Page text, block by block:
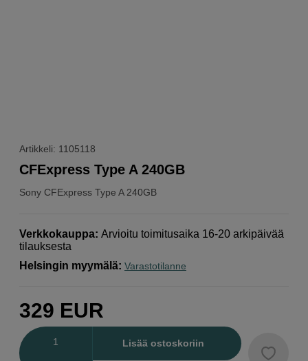
Artikkeli: 1105118
Sony CFExpress Type A 240GB
CFExpress Type A 240GB
Verkkokauppa: Arvioitu toimitusaika 16-20 arkipäivää
tilauksesta
Helsingin myymälä: Varastotilanne
329 EUR
Lisää ostoskoriin